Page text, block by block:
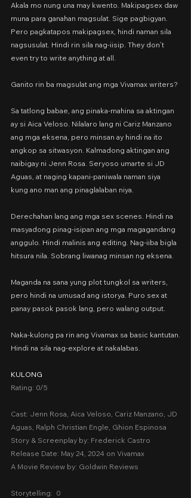
Akala mo nung una may kwento. Makipagsex daw
muna para ganahan magsulat. Sige pagbigyan.
Pero pagkatapos makipagsex, hindi naman sila
nagsusulat. Hindi rin sila nag-iisip. They don’t
even try to write anything at all.
Ganito rin ba magsulat ang mga Vivamax writers?
Sa tatlong babae, ang pinaka-mahina sa aktingan
ay si Aica Veloso. Nilalaro lang ni Cariz Manzano
ang mga eksena, pero minsan ay hindi na ito
angkop sa sitwasyon. Kalmadong aktingan ang
naibigay ni Jenn Rosa. Seryoso umarte si JD
Aguas, at naging kapani-paniwala naman siya
kung ano man ang pinaglalaban niya.
Derechahan lang ang mga sex scenes. Hindi na
masyadong pinag-isipan ang mga magagandang
anggulo. Hindi malinis ang editing. Nag-iiba bigla
hitsura nila. Sobrang liwanag minsan ng eksena.
Maganda na sana yung plot tungkol sa writers,
pero hindi na umusad ang istorya. Puro sex at
panay pasok pasok lang, pero walang output.
Naka-kulong pa rin ang Vivamax sa basic kantutan.
Hindi na sila nag-explore at nakalabas.
KULONG
Rating: 0/5
Cast: Jenn Rosa, Aica Veloso, Cariz Manzano, JD
Aguas, Ralph Christian Engle, Ghion Espinosa
Story & Screenplay by: Frederick Castro
Release Date: May 24, 2024 on Vivamax
A Movie Review by: Goldwin Reviews
Storytelling:  0